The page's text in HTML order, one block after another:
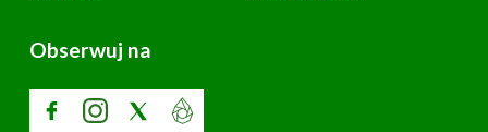
Obserwuj na